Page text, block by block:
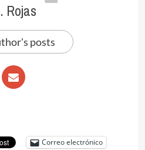
Rojas
posts
Correo electrónico